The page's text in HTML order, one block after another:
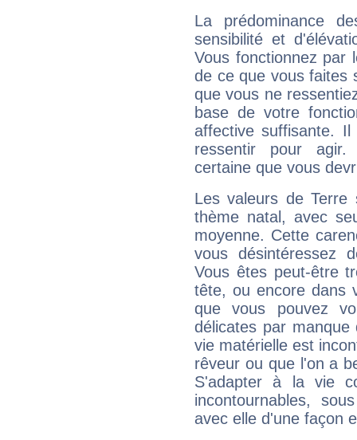
La prédominance
sensibilité et
Vous fonctionnez
de ce que vous faites
que vous ne
base de votre
affective suffisante.
ressentir pour agir.
certaine que vous
Les valeurs de Terre
thème natal, avec
moyenne. Cette
vous désintéressez
Vous êtes peut-être
tête, ou encore dans
que vous pouvez
délicates par
vie matérielle est
rêveur ou que l'on a
S'adapter à la vie
incontournables,
avec elle d'une façon